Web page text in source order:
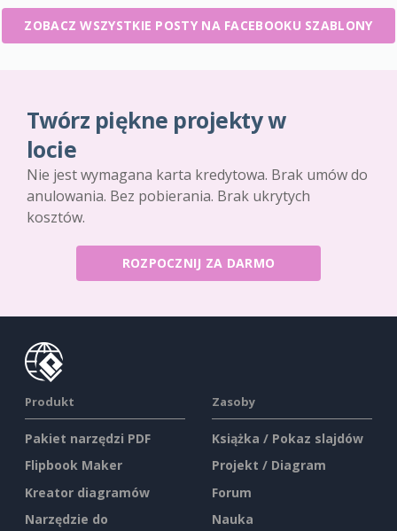
ZOBACZ WSZYSTKIE POSTY NA FACEBOOKU SZABLONY
Twórz piękne projekty w
locie
Nie jest wymagana karta kredytowa. Brak umów do
anulowania. Bez pobierania. Brak ukrytych
kosztów.
ROZPOCZNIJ ZA DARMO
Produkt
Pakiet narzędzi PDF
Flipbook Maker
Kreator diagramów
Narzędzie do
Zasoby
Książka / Pokaz slajdów
Projekt / Diagram
Forum
Nauka